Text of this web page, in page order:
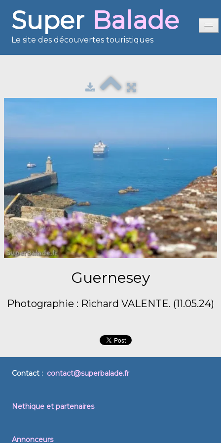
Super Balade
Le site des découvertes touristiques
France en images
Europe en images
Les îles en images
Voisins du Net
Guernesey
Photographie : Richard VALENTE. (11.05.24)
Contact : contact@superbalade.fr
Nethique et partenaires
Annonceurs